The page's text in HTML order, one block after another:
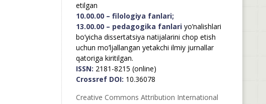
etilgan
10.00.00 – filologiya fanlari;
13.00.00 – pedagogika fanlariyo’nalishlari
bo’yicha dissertatsiya natijalarini chop etish
uchun mo’ljallangan yetakchi ilmiy jurnallar
qatoriga kiritilgan.
ISSN: 2181-8215 (online)
Crossref DOI: 10.36078
Creative Commons Attribution International